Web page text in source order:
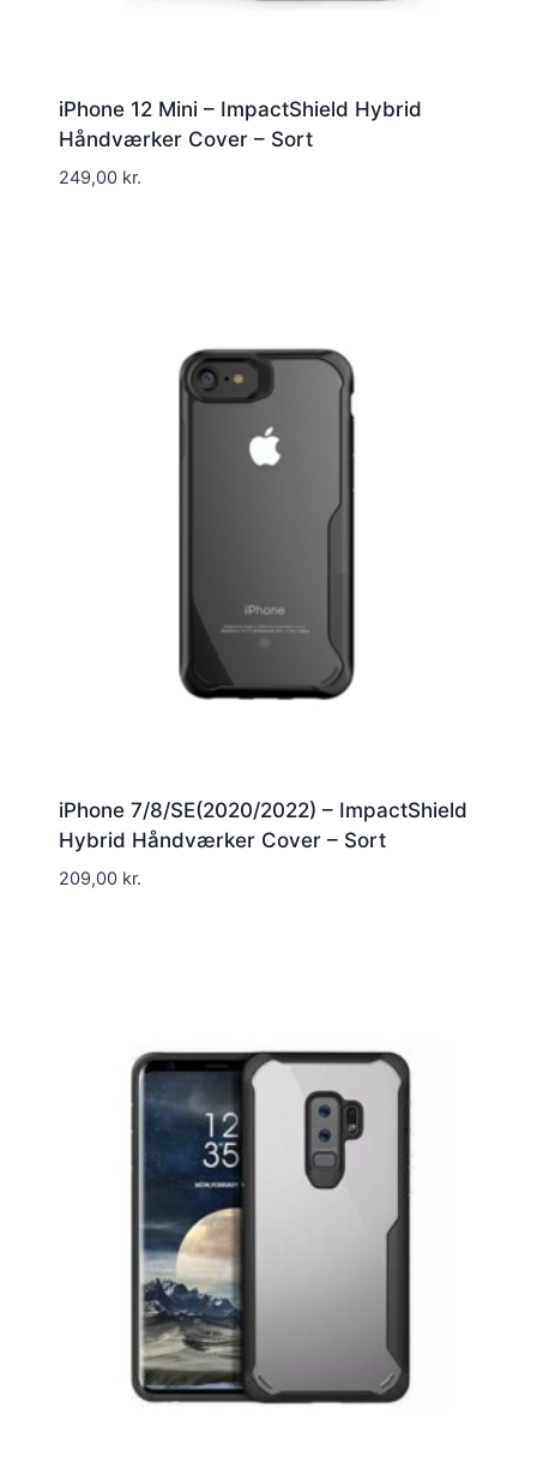
iPhone 12 Mini – ImpactShield Hybrid
Håndværker Cover – Sort
249,00 kr.
iPhone 7/8/SE(2020/2022) – ImpactShield
Hybrid Håndværker Cover – Sort
209,00 kr.